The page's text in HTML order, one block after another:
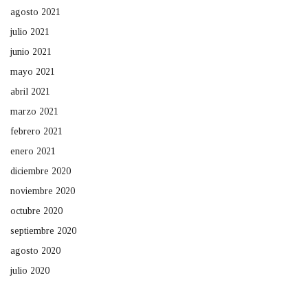
agosto 2021
julio 2021
junio 2021
mayo 2021
abril 2021
marzo 2021
febrero 2021
enero 2021
diciembre 2020
noviembre 2020
octubre 2020
septiembre 2020
agosto 2020
julio 2020